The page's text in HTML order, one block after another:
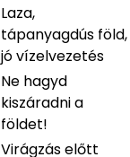
Laza,
tápanyagdús föld,
jó vízelvezetés
Ne hagyd
kiszáradni a
földet!
Virágzás előtt